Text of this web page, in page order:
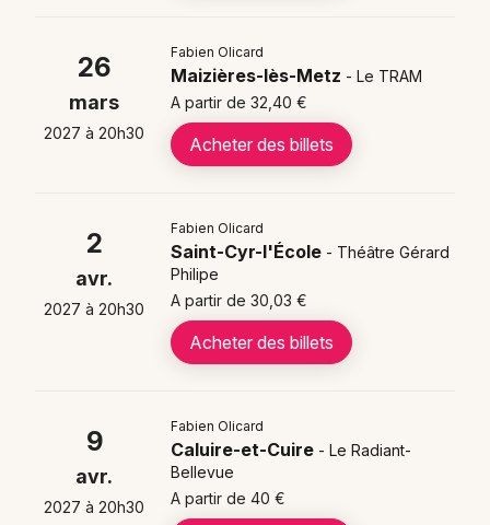
artistes qui explorent des territoires proches :David
Emmanuel Chaunu
proposent chacun un regard singulier et
captivant à découvrir en salle.
FAQ - Fabien Olicard
🗓️ Quand voir Fabien Olicard en spectacle ?
Vous pourrez voir Fabien Olicard jusqu'au dimanche
Olicard en tournée ?
La billetterie en ligne propose des places entre 34 € et
40 € ; vous choisissez votre ville et votre catégorie,
validez la commande et recevez vos e-billets
26
mars
2027 à 20h30
Fabien Olicard
Maizières-lès-Metz - Le TRAM
A partir de 32,40 €
Acheter des billets
2
avr.
2027 à 20h30
Fabien Olicard
Saint-Cyr-l'École - Théâtre Gérard
Philipe
A partir de 30,03 €
Acheter des billets
9
avr.
2027 à 20h30
Fabien Olicard
Caluire-et-Cuire - Le Radiant-
Bellevue
A partir de 40 €